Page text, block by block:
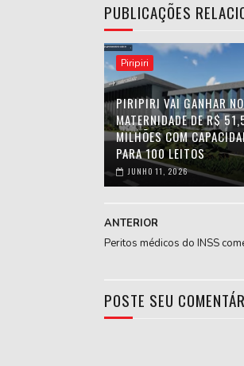
PUBLICAÇÕES
Piripiri
PIRIPIRI VAI GANHAR
MATERNIDADE DE R$
MILHÕES COM
PARA 100 LEITOS
JUNHO 11, 2026
ANTERIOR
Peritos médicos do INSS
POSTE SEU